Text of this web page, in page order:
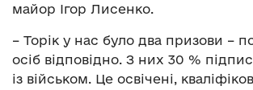
майор Ігор Лисенко.
– Торік у нас було два призови –
осіб відповідно. З них 30 %
із військом. Це освічені,